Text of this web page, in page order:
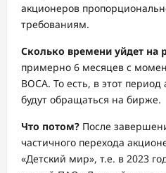
акционеров
требованиям.
Сколько времени уйдет на
примерно 6 месяцев с
ВОСА. То есть, в этот
будут обращаться на бирже.
Что потом? После
частичного перехода
«Детский мир», т.е. в 2023